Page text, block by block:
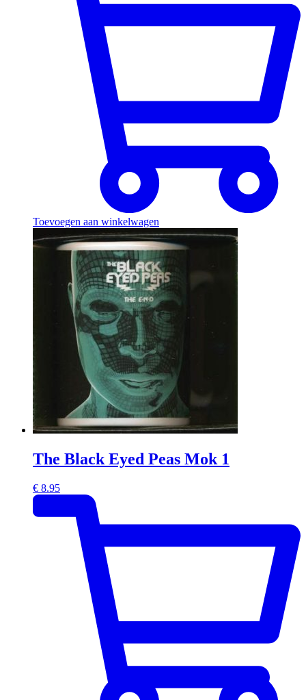
Toevoegen aan winkelwagen
The Black Eyed Peas Mok 1
€ 8.95